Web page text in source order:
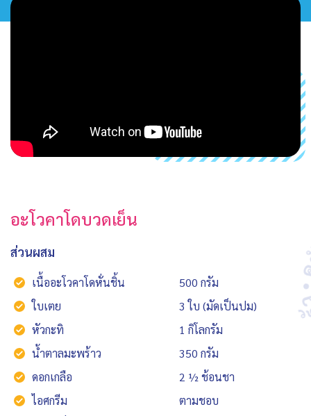
อะโวคาโดบวดเย็น
ส่วนผสม
เนื้ออะโวคาโดหั่นชิ้น
500 กรัม
ใบเตย
3 ใบ (มัดเป็นปม)
หัวกะทิ
1 กิโลกรัม
น้ำตาลมะพร้าว
350 กรัม
ดอกเกลือ
2 ½ ช้อนชา
ไอศกรีม
ตามชอบ